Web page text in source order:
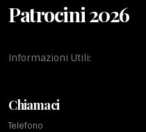
Patrocini 2026
Informazioni Utili:
Chiamaci
Telefono